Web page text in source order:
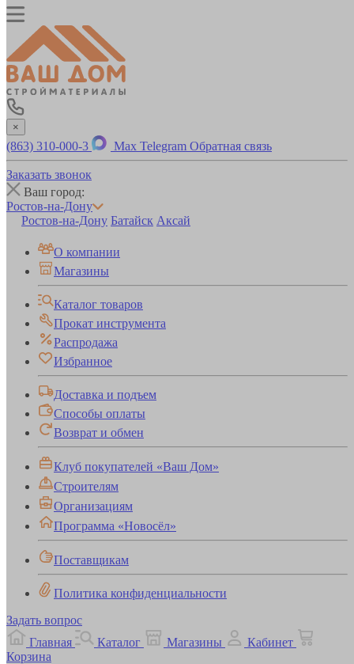
×
(863) 310-000-3 Max Telegram Обратная связь
Заказать звонок
Ваш город:
Ростов-на-Дону
Ростов-на-Дону Батайск Аксай
О компании
Магазины
Каталог товаров
Прокат инструмента
Распродажа
Избранное
Доставка и подъем
Способы оплаты
Возврат и обмен
Клуб покупателей «Ваш Дом»
Строителям
Организациям
Программа «Новосёл»
Поставщикам
Политика конфиденциальности
Задать вопрос
Главная
Каталог Магазины
Кабинет
Корзина